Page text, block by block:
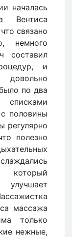
началась
Вентиса
связано
немного
составил
и
по два
половины
регулярно
полезно
массажа
только
нежные,